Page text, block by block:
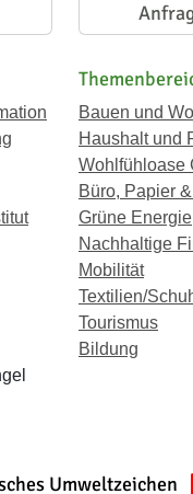
Bauen und
Haushalt und
Wohlfühloase
Büro, Papier
Grüne Energie
Nachhaltige
Mobilität
Textilien/
Tourismus
Bildung
Umweltzeichen